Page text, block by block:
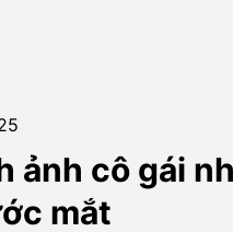
ảnh cô gái
mắt